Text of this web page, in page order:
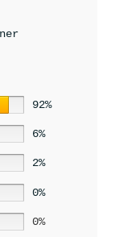
92%
6%
2%
0%
0%